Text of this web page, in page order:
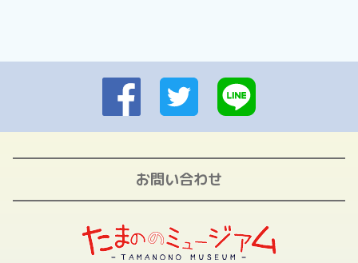
お問い合わせ